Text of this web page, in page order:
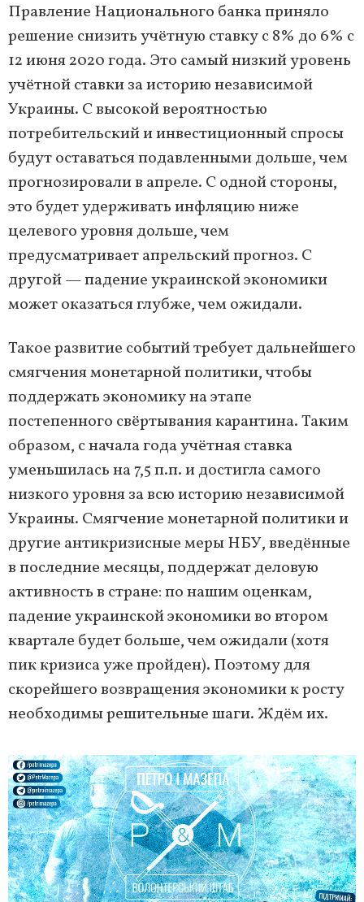
Правление Национального банка приняло
решение снизить учётную ставку с 8% до 6% с
12 июня 2020 года. Это самый низкий уровень
учётной ставки за историю независимой
Украины. С высокой вероятностью
потребительский и инвестиционный спросы
будут оставаться подавленными дольше, чем
прогнозировали в апреле. С одной стороны,
это будет удерживать инфляцию ниже
целевого уровня дольше, чем
предусматривает апрельский прогноз. С
другой — падение украинской экономики
может оказаться глубже, чем ожидали.
Такое развитие событий требует дальнейшего
смягчения монетарной политики, чтобы
поддержать экономику на этапе
постепенного свёртывания карантина. Таким
образом, с начала года учётная ставка
уменьшилась на 7,5 п.п. и достигла самого
низкого уровня за всю историю независимой
Украины. Смягчение монетарной политики и
другие антикризисные меры НБУ, введённые
в последние месяцы, поддержат деловую
активность в стране: по нашим оценкам,
падение украинской экономики во втором
квартале будет больше, чем ожидали (хотя
пик кризиса уже пройден). Поэтому для
скорейшего возвращения экономики к росту
необходимы решительные шаги. Ждём их.